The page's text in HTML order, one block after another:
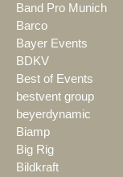
Band Pro Munich
Barco
Bayer Events
BDKV
Best of Events
bestvent group
beyerdynamic
Biamp
Big Rig
Bildkraft